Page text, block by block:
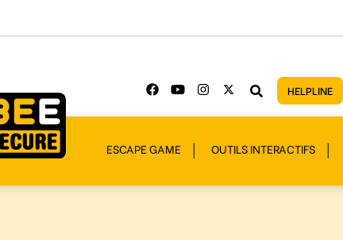
HELPLINE
ESCAPE GAME OUTILS INTERACTIFS